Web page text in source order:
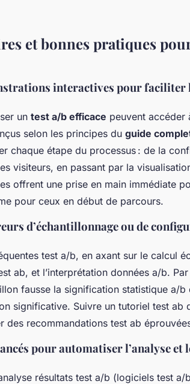
et bonnes pratiques
interactives pour faciliter
un test a/b efficace peuvent accéder
selon les principes du guide
chaque étape du processus : de la
visiteurs, en passant par la
offrent une prise en main immédiate
pour ceux en début de parcours.
d’échantillonnage ou de
test a/b, en axant sur le calcul
ab, et l’interprétation données a/b.
fausse la signification statistique a/b
significative. Suivre un tutoriel test ab
des recommandations test ab
pour automatiser l’analyse et
résultats test a/b (logiciels test a/